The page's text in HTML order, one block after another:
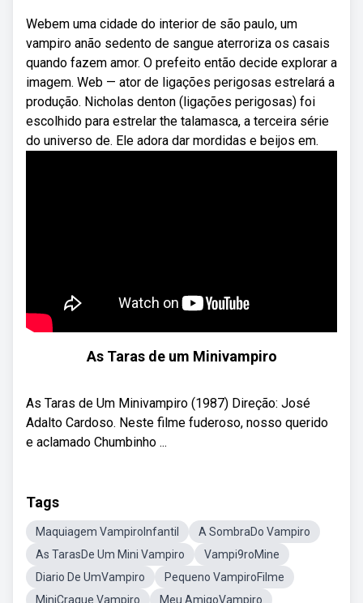
Webem uma cidade do interior de são paulo, um
vampiro anão sedento de sangue aterroriza os casais
quando fazem amor. O prefeito então decide explorar a
imagem. Web — ator de ligações perigosas estrelará a
produção. Nicholas denton (ligações perigosas) foi
escolhido para estrelar the talamasca, a terceira série
do universo de. Ele adora dar mordidas e beijos em.
As Taras de um Minivampiro
As Taras de Um Minivampiro (1987) Direção: José
Adalto Cardoso. Neste filme fuderoso, nosso querido
e aclamado Chumbinho ...
Tags
Maquiagem VampiroInfantil
A SombraDo Vampiro
As TarasDe Um Mini Vampiro
Vampi9roMine
Diario De UmVampiro
Pequeno VampiroFilme
MiniCraque Vampiro
Meu AmigoVampiro